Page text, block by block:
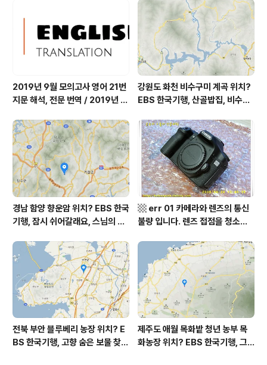
강원도 홍천군 가볼 만한 곳, (구)
까르돈, kbs 인간극장
어디? / 경상북도 영양군 가볼 만
한 곳, 영양읍 상원리. KBS 인간극
장 임분노미 할머니
2019년 9월 모의고사 영어 21번
지문 해석, 전문 번역 / 2019년 9
역, 평가원 2019년 고3 9월 영어
영역 외국어영역 전문 해석, Engli
sh to Korean translation
강원도 화천 비수구미 계곡 위치?
EBS 한국기행, 산골밥집, 비수구
부 화천군 비수구미 낙타민박 어
디? / 강원도 화천군 가볼 만한 곳
비수구미 마을, 파로호
경남 함양 향운암 위치? EBS 한국
기행, 잠시 쉬어갈래요, 스님의 어
상남도 함양군 가볼 만한 곳, 용추
계곡 향운암 명천스님, 덕유산 황
석산 거망산 기백산
▩ err 01 카메라와 렌즈의 통신
불량 입니다. 렌즈 접점을 청소하
전북 부안 블루베리 농장 위치? E
BS 한국기행, 고향 숨은 보물 찾
제주도 애월 목화밭 청년 농부 목
화농장 위치? EBS 한국기행, 그